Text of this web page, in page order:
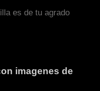
es de tu agrado
imagenes de